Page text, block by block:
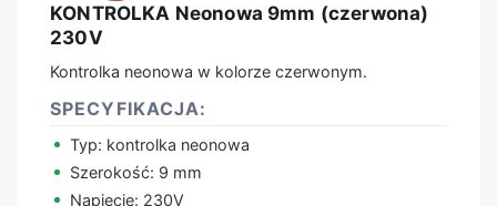
KONTROLKA Neonowa 9mm (czerwona)
230V
Kontrolka neonowa w kolorze czerwonym.
SPECYFIKACJA:
Typ: kontrolka neonowa
Szerokość: 9 mm
Napięcie: 230V